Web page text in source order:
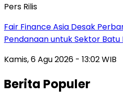
Pers Rilis
Fair Finance Asia Desak
Pendanaan untuk Sektor Batu
Kamis, 6 Agu 2026 - 13:02 WIB
Berita Populer